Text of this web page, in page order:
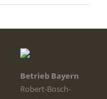
Betrieb Bayern
Robert-Bosch-